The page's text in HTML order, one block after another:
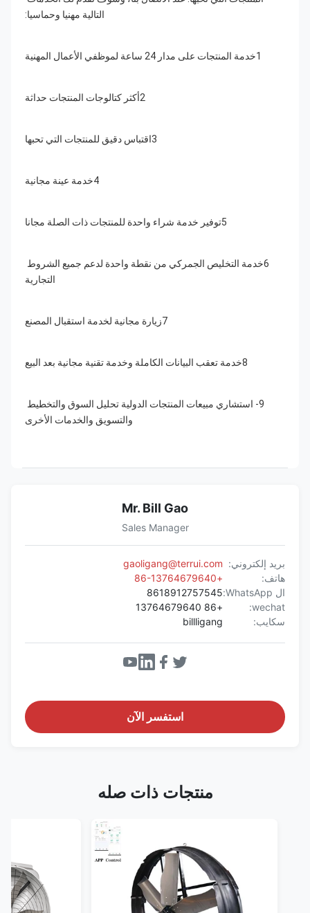
التالية مهنيا وحماسيا:
1خدمة المنتجات على مدار 24 ساعة لموظفي الأعمال المهنية
2أكثر كتالوجات المنتجات حداثة
3اقتباس دقيق للمنتجات التي تحبها
4خدمة عينة مجانية
5توفير خدمة شراء واحدة للمنتجات ذات الصلة مجانا
التجارية
7زيارة مجانية لخدمة استقبال المصنع
8خدمة تعقب البيانات الكاملة وخدمة تقنية مجانية بعد البيع
والتسويق والخدمات الأخرى
Mr. Bill Gao
Sales Manager
بريد إلكتروني: gaoligang@terrui.com
هاتف:
+86-13764679640
ال WhatsApp:
8618912757545
wechat:
+86 13764679640
سكايب:
billligang
استفسر الآن
منتجات ذات صله